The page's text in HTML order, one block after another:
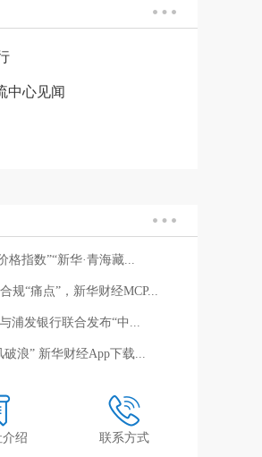
中心见闻
格指数”“新华·青海藏...
规“痛点”，新华财经MCP...
浦发银行联合发布“中...
破浪” 新华财经App下载...
绍 联系方式